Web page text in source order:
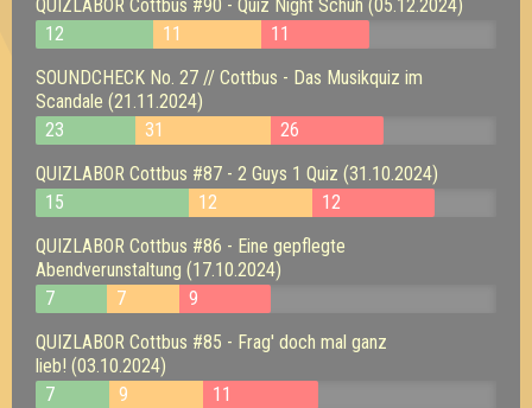
QUIZLABOR Cottbus #90 - Quiz Night Schuh (05.12.2024)
12
11
11
SOUNDCHECK No. 27 // Cottbus - Das Musikquiz im
Scandale (21.11.2024)
23
31
26
QUIZLABOR Cottbus #87 - 2 Guys 1 Quiz (31.10.2024)
15
12
12
QUIZLABOR Cottbus #86 - Eine gepflegte
Abendverunstaltung (17.10.2024)
7
7
9
QUIZLABOR Cottbus #85 - Frag' doch mal ganz
lieb! (03.10.2024)
7
9
11